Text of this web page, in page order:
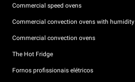
Commercial speed ovens
Commercial convection ovens with humidity
Commercial convection ovens
The Hot Fridge
Fornos profissionais elétricos